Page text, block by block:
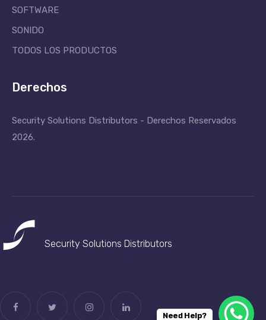
SOFTWARE
SONIDO
TODOS LOS PRODUCTOS
Derechos
Security Solutions Distributors - Derechos Reservados
2026.
Security Solutions Distributors
Need Help?